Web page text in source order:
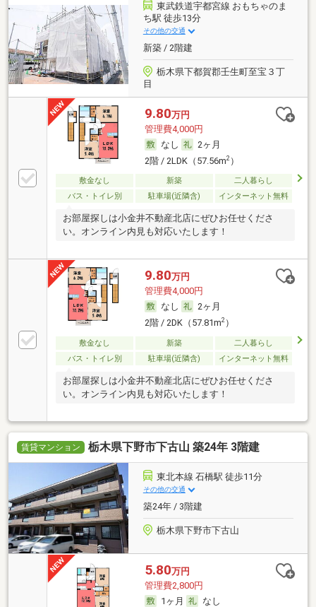
東武鉄道宇都宮線 おもちゃのま
ち駅 徒歩13分
その他の交通
新築 / 2階建
栃木県下都賀郡壬生町至宝３丁
目
9.80万円
管理費4,000円
なし
2ヶ月
2階 / 2LDK（57.56m2）
敷金なし 新築
二人暮らし
バス・トイレ別
駐車場(近隣含) インターネット無料
お部屋探しは小金井不動産北店にぜひお任せくださ
い。オンライン内見も対応いたします！
9.80万円
管理費4,000円
なし
2ヶ月
2階 / 2DK（57.81m2）
敷金なし 新築
二人暮らし
バス・トイレ別
駐車場(近隣含) インターネット無料
お部屋探しは小金井不動産北店にぜひお任せくださ
い。オンライン内見も対応いたします！
賃貸マンション 栃木県下野市下古山 築24年 3階建
東北本線 石橋駅 徒歩11分
その他の交通
築24年 / 3階建
栃木県下野市下古山
5.80万円
管理費2,800円
1ヶ月
なし